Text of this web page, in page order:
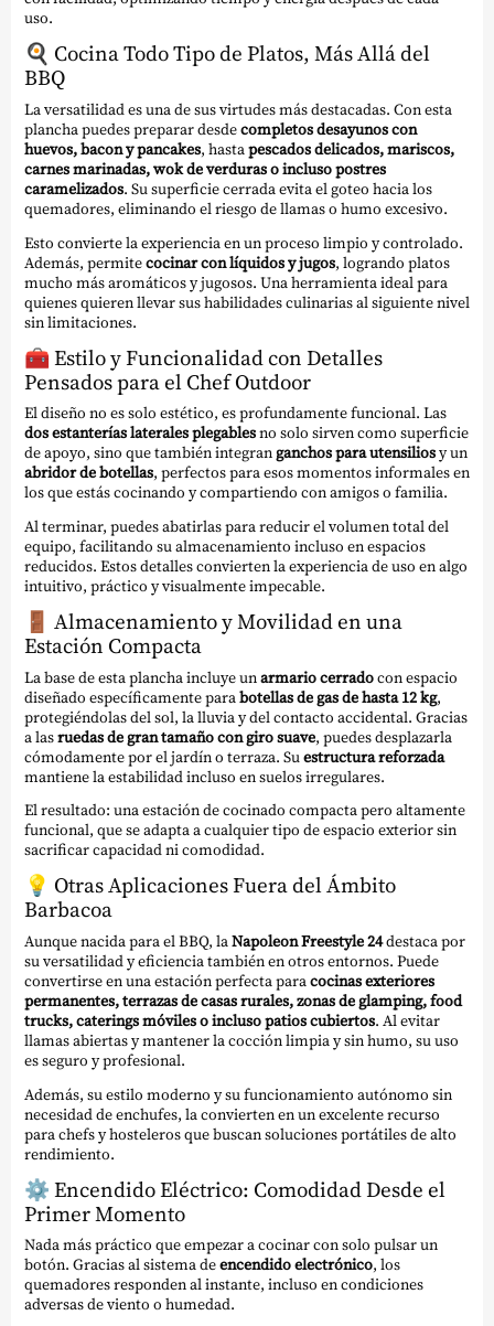
uso.
🍳 Cocina Todo Tipo de Platos, Más Allá del
BBQ
La versatilidad es una de sus virtudes más destacadas. Con esta
plancha puedes preparar desdecompletos desayunos con
huevos, bacon y pancakes, hastapescados delicados, mariscos,
carnes marinadas, wok de verduras o incluso postres
caramelizados. Su superficie cerrada evita el goteo hacia los
quemadores, eliminando el riesgo de llamas o humo excesivo.
Esto convierte la experiencia en un proceso limpio y controlado.
Además, permitecocinar con líquidos y jugos, logrando platos
mucho más aromáticos y jugosos. Una herramienta ideal para
quienes quieren llevar sus habilidades culinarias al siguiente nivel
sin limitaciones.
🧰 Estilo y Funcionalidad con Detalles
Pensados para el Chef Outdoor
El diseño no es solo estético, es profundamente funcional. Las
dos estanterías laterales plegablesno solo sirven como superficie
de apoyo, sino que también integranganchos para utensiliosy un
abridor de botellas, perfectos para esos momentos informales en
los que estás cocinando y compartiendo con amigos o familia.
Al terminar, puedes abatirlas para reducir el volumen total del
equipo, facilitando su almacenamiento incluso en espacios
reducidos. Estos detalles convierten la experiencia de uso en algo
intuitivo, práctico y visualmente impecable.
🚪 Almacenamiento y Movilidad en una
Estación Compacta
La base de esta plancha incluye unarmario cerradocon espacio
diseñado específicamente parabotellas de gas de hasta 12 kg,
protegiéndolas del sol, la lluvia y del contacto accidental. Gracias
a lasruedas de gran tamaño con giro suave, puedes desplazarla
cómodamente por el jardín o terraza. Suestructura reforzada
mantiene la estabilidad incluso en suelos irregulares.
El resultado: una estación de cocinado compacta pero altamente
funcional, que se adapta a cualquier tipo de espacio exterior sin
sacrificar capacidad ni comodidad.
💡 Otras Aplicaciones Fuera del Ámbito
Barbacoa
Aunque nacida para el BBQ, laNapoleon Freestyle 24destaca por
su versatilidad y eficiencia también en otros entornos. Puede
convertirse en una estación perfecta paracocinas exteriores
permanentes, terrazas de casas rurales, zonas de glamping, food
trucks, caterings móviles o incluso patios cubiertos. Al evitar
llamas abiertas y mantener la cocción limpia y sin humo, su uso
es seguro y profesional.
Además, su estilo moderno y su funcionamiento autónomo sin
necesidad de enchufes, la convierten en un excelente recurso
para chefs y hosteleros que buscan soluciones portátiles de alto
rendimiento.
⚙️ Encendido Eléctrico: Comodidad Desde el
Primer Momento
Nada más práctico que empezar a cocinar con solo pulsar un
botón. Gracias al sistema deencendido electrónico, los
quemadores responden al instante, incluso en condiciones
adversas de viento o humedad.